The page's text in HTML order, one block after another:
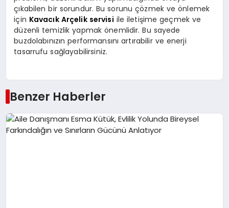
çıkabilen bir sorundur. Bu sorunu çözmek ve önlemek
için Kavacık Arçelik servisi ile iletişime geçmek ve
düzenli temizlik yapmak önemlidir. Bu sayede
buzdolabınızın performansını artırabilir ve enerji
tasarrufu sağlayabilirsiniz.
Benzer Haberler